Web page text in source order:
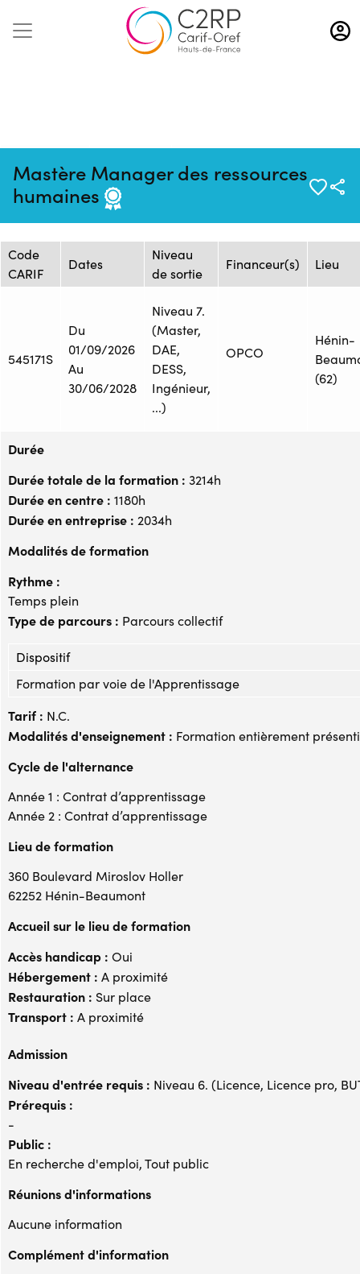
Aller
au
contenu
Mastère Manager des ressources
humaines
25/02/2026
26254192F
PAS-DE-CALAIS - Siège
Session de formation
Code
CARIF
Dates
Niveau
de sortie
Financeur(s) Lieu
545171S
Du
01/09/2026
Au
30/06/2028
Niveau 7.
(Master,
DAE,
DESS,
Ingénieur,
...)
OPCO
Hénin-
(62)
Durée
Durée totale de la formation : 3214h
Durée en centre : 1180h
Durée en entreprise : 2034h
Modalités de formation
Rythme :
Temps plein
Type de parcours : Parcours collectif
Dispositif
Formation par voie de l'Apprentissage
Tarif : N.C.
Modalités d'enseignement : Formation entièrement
Cycle de l'alternance
Année 1 : Contrat d’apprentissage
Année 2 : Contrat d’apprentissage
Lieu de formation
360 Boulevard Miroslov Holler
62252 Hénin-Beaumont
Accueil sur le lieu de formation
Accès handicap : Oui
Hébergement : A proximité
Restauration : Sur place
Transport : A proximité
Admission
Niveau d'entrée requis : Niveau 6. (Licence, Licence pro,
Prérequis :
-
Public :
En recherche d'emploi, Tout public
Réunions d'informations
Aucune information
Complément d'information